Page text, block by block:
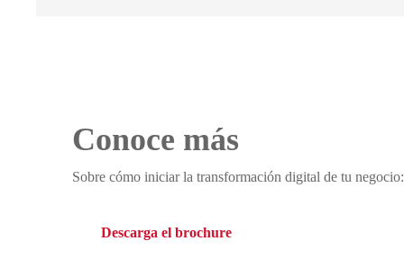
Conoce más
Sobre cómo iniciar la transformación digital de tu negocio:
Descarga el brochure